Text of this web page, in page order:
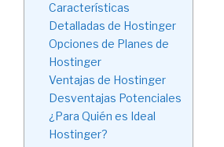
Características
Detalladas de Hostinger
Opciones de Planes de
Hostinger
Ventajas de Hostinger
Desventajas Potenciales
¿Para Quién es Ideal
Hostinger?